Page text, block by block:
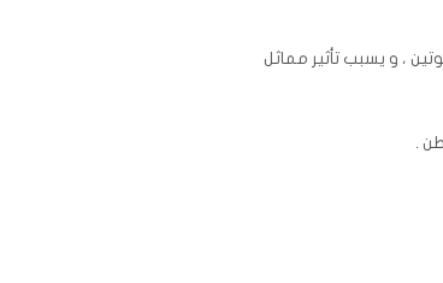
، و يسبب تأثير مماثل
.